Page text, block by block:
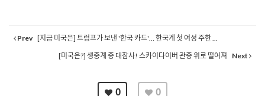
Prev [지금 미국은] 트럼프가 보낸 '한국 카드'… 한국계 첫 여성 주한 ...
[미국은?] 생중계 중 대참사! 스카이다이버 관중 위로 떨어져
Next
0 0